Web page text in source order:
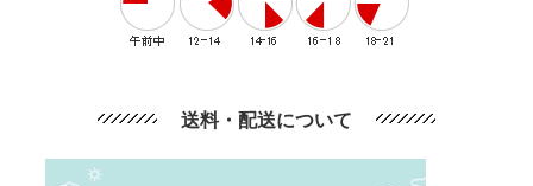
送料・配送について